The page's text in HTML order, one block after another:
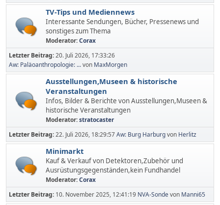
TV-Tips und Mediennews
Interessante Sendungen, Bücher, Pressenews und
sonstiges zum Thema
Moderator:Corax
Letzter Beitrag:20. Juli 2026, 17:33:26
Aw: Paläoanthropologie: ...von MaxMorgen
Ausstellungen,Museen & historische
Veranstaltungen
Infos, Bilder & Berichte von Ausstellungen,Museen &
historische Veranstaltungen
Moderator:stratocaster
Letzter Beitrag:22. Juli 2026, 18:29:57Aw: Burg Harburgvon Herlitz
Minimarkt
Kauf & Verkauf von Detektoren,Zubehör und
Ausrüstungsgegenständen,kein Fundhandel
Moderator:Corax
Letzter Beitrag: 10. November 2025, 12:41:19 NVA-Sondevon Manni65